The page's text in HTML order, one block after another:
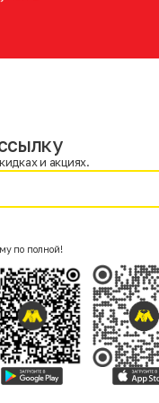
почте
и акциях.
по полной!